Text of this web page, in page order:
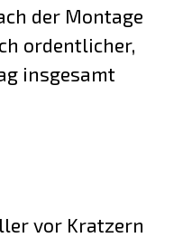
der Montage
ordentlicher,
insgesamt
vor Kratzern